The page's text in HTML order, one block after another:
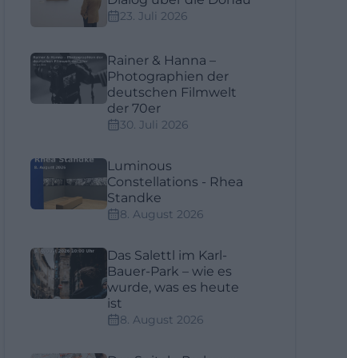
23. Juli 2026
Rainer & Hanna –
Photographien der
deutschen Filmwelt
der 70er
30. Juli 2026
Luminous
Constellations - Rhea
Standke
8. August 2026
Das Salettl im Karl-
Bauer-Park – wie es
wurde, was es heute
ist
8. August 2026